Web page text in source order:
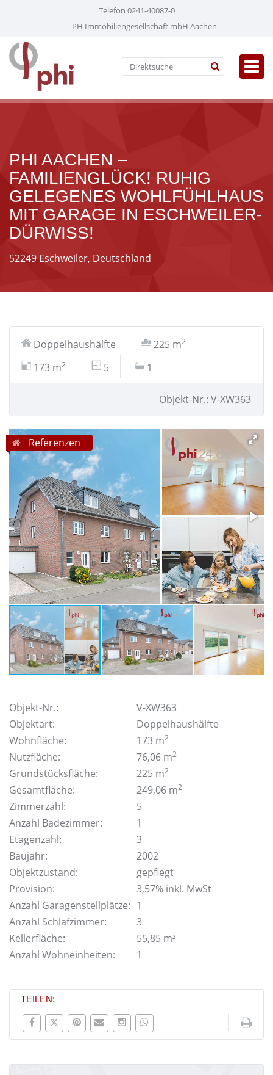
Telefon 0241-40087-0
PH Immobiliengesellschaft mbH Aachen
PHI AACHEN –
FAMILIENGLÜCK! RUHIG
GELEGENES WOHLFÜHLHAUS
MIT GARAGE IN ESCHWEILER-
DÜRWISS!
52249 Eschweiler, Deutschland
Doppelhaushälfte 225 m2
173 m2 5 1
Objekt-Nr.: V-XW363
Referenzen
Objekt-Nr.:
V-XW363
Objektart:
Doppelhaushälfte
Wohnfläche:
173 m2
Nutzfläche: 76,06 m2
Grundstücksfläche: 225 m2
Gesamtfläche: 249,06 m2
Zimmerzahl:
5
Anzahl Badezimmer:
1
Etagenzahl:
3
Baujahr:
2002
Objektzustand:
gepflegt
Provision:
3,57% inkl. MwSt
Anzahl Garagenstellplätze: 1
Anzahl Schlafzimmer:
3
Kellerfläche:
55,85 m²
Anzahl Wohneinheiten:
1
TEILEN: